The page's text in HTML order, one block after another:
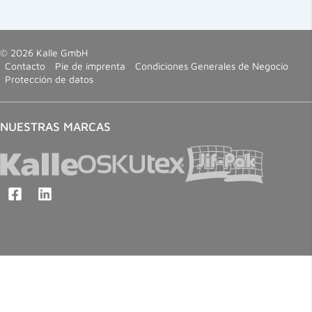
© 2026 Kalle GmbH
Contacto
Pie de imprenta
Condiciones Generales de Negocio
Protección de datos
NUESTRAS MARCAS